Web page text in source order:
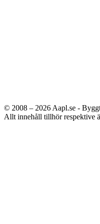
© 2008 – 2026 Aapl.se -
Allt innehåll tillhör respektive